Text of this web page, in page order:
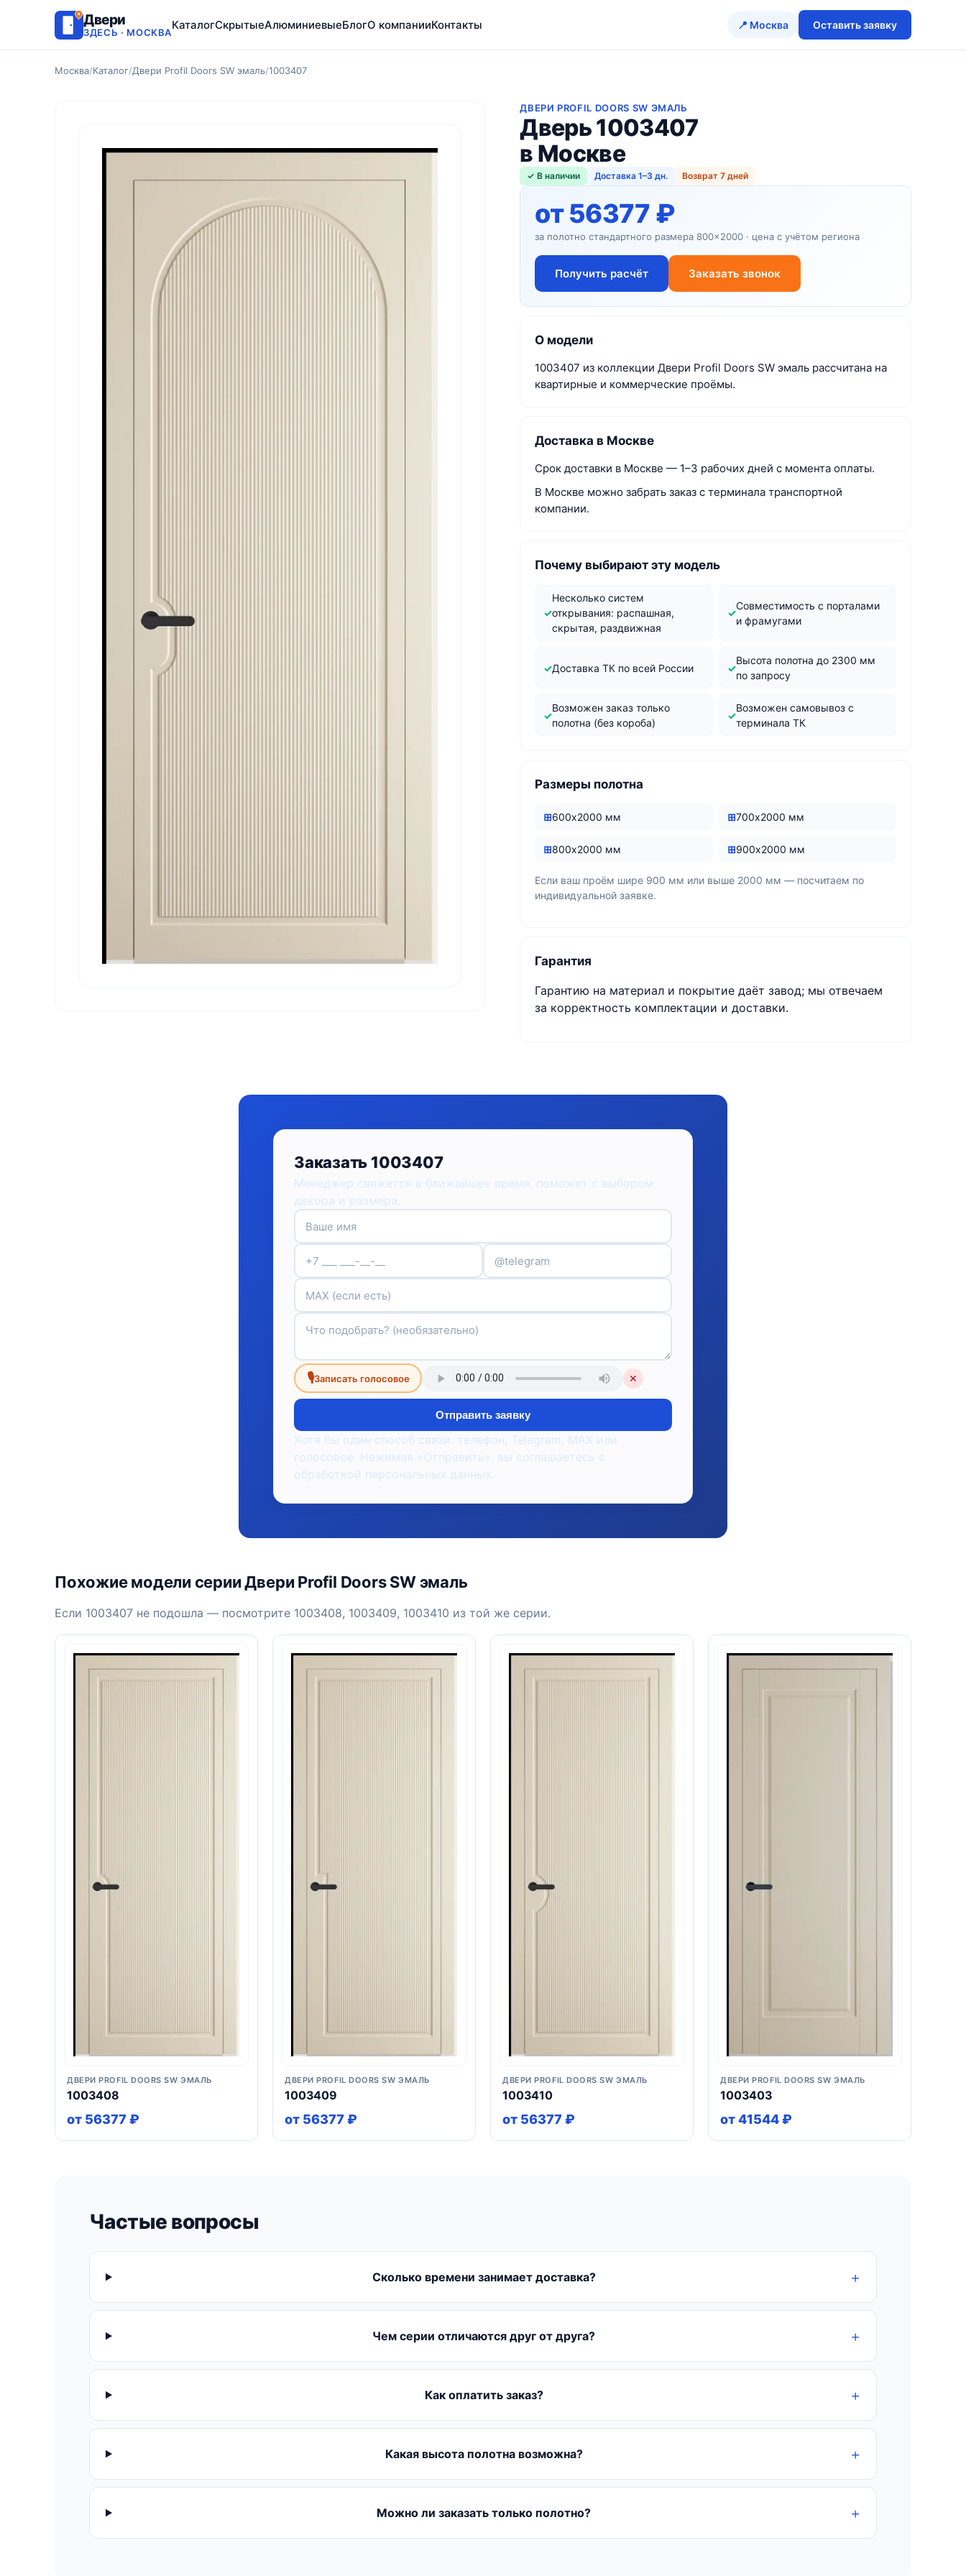
Двери
ЗДЕСЬ · МОСКВА
КаталогСкрытыеАлюминиевыеБлогО компанииКонтакты 📍 Москва Оставить заявку
Москва/Каталог/Двери Profil Doors SW эмаль/1003407
ДВЕРИ PROFIL DOORS SW ЭМАЛЬ
Дверь 1003407
в Москве
✓ В наличии Доставка 1–3 дн. Возврат 7 дней
от 56377 ₽
за полотно стандартного размера 800×2000 · цена с учётом региона
Получить расчёт Заказать звонок
О модели
1003407 из коллекции Двери Profil Doors SW эмаль рассчитана на
квартирные и коммерческие проёмы.
Доставка в Москве
Срок доставки в Москве — 1–3 рабочих дней с момента оплаты.
В Москве можно забрать заказ с терминала транспортной
компании.
Почему выбирают эту модель
Несколько систем
открывания: распашная,
скрытая, раздвижная
Совместимость с порталами
и фрамугами
Доставка ТК по всей России
Высота полотна до 2300 мм
по запросу
Возможен заказ только
полотна (без короба)
Возможен самовывоз с
терминала ТК
Размеры полотна
600х2000 мм 700х2000 мм
800х2000 мм 900х2000 мм
Если ваш проём шире 900 мм или выше 2000 мм — посчитаем по
индивидуальной заявке.
Гарантия
Гарантию на материал и покрытие даёт завод; мы отвечаем
за корректность комплектации и доставки.
Заказать 1003407
Менеджер свяжется в ближайшее время, поможет с выбором
декора и размера.
🎙Записать голосовое ✕
Отправить заявку
Хотя бы один способ связи: телефон, Telegram, MAX или
голосовое. Нажимая «Отправить», вы соглашаетесь с
обработкой персональных данных.
Похожие модели серии Двери Profil Doors SW эмаль
Если 1003407 не подошла — посмотрите 1003408, 1003409, 1003410 из той же серии.
ДВЕРИ PROFIL DOORS SW ЭМАЛЬ
1003408
от 56377 ₽
ДВЕРИ PROFIL DOORS SW ЭМАЛЬ
1003409
от 56377 ₽
ДВЕРИ PROFIL DOORS SW ЭМАЛЬ
1003410
от 56377 ₽
ДВЕРИ PROFIL DOORS SW ЭМАЛЬ
1003403
от 41544 ₽
Частые вопросы
Сколько времени занимает доставка?
Чем серии отличаются друг от друга?
Как оплатить заказ?
Какая высота полотна возможна?
Можно ли заказать только полотно?